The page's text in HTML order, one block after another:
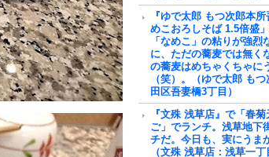
『ゆで太郎 もつ次郎本
めこおろしそば 1.5倍盛
「なめこ」の粘りが強
に、ただの蕎麦では無く
の蕎麦はめちゃくちゃに
（笑）。（ゆで太郎 も
田区吾妻橋3丁目）
『文殊 浅草店』で「春
ご」でランチ。浅草地下
チだ。今日も、実にうま
（文殊 浅草店：浅草一丁